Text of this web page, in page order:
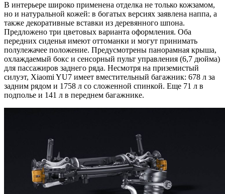
В интерьере широко применена отделка не только кожзамом,
но и натуральной кожей: в богатых версиях заявлена наппа, а
также декоративные вставки из деревянного шпона.
Предложено три цветовых варианта оформления. Оба
передних сиденья имеют оттоманки и могут принимать
полулежачее положение. Предусмотрены панорамная крыша,
охлаждаемый бокс и сенсорный пульт управления (6,7 дюйма)
для пассажиров заднего ряда. Несмотря на приземистый
силуэт, Xiaomi YU7 имеет вместительный багажник: 678 л за
задним рядом и 1758 л со сложенной спинкой. Еще 71 л в
подполье и 141 л в переднем багажнике.